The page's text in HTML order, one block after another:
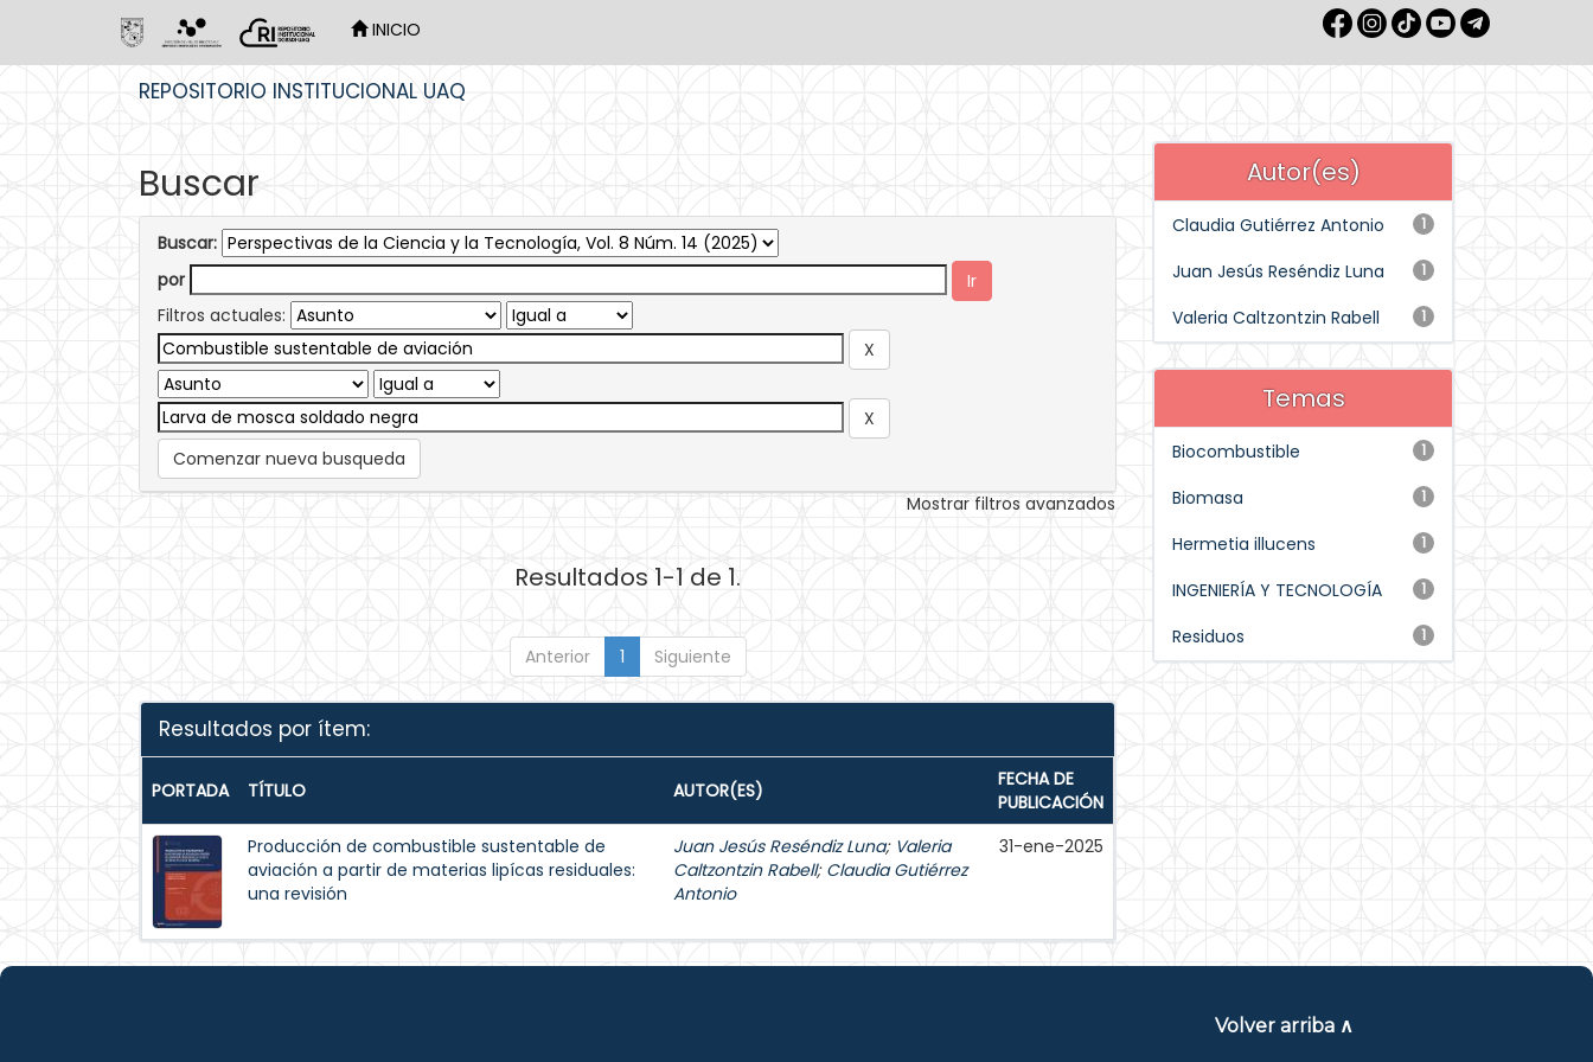
INICIO
REPOSITORIO INSTITUCIONAL UAQ
Buscar
Buscar:
por
Filtros actuales:
Comenzar nueva busqueda
Mostrar filtros avanzados
Resultados 1-1 de 1.
Anterior 1 Siguiente
Resultados por ítem:
PORTADA TÍTULO AUTOR(ES)
FECHA DE
PUBLICACIÓN
Producción de combustible sustentable de
aviación a partir de materias lipícas residuales:
una revisión
Juan Jesús Reséndiz Luna; Valeria
Caltzontzin Rabell; Claudia Gutiérrez
Antonio
31-ene-2025
Autor(es)
1
Claudia Gutiérrez Antonio
1
Juan Jesús Reséndiz Luna
1
Valeria Caltzontzin Rabell
Temas
1
Biocombustible
1
Biomasa
1
Hermetia illucens
1
INGENIERÍA Y TECNOLOGÍA
1
Residuos
Volver arriba ∧